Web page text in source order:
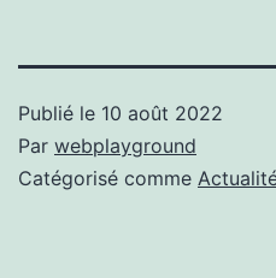
Publié le 10 août 2022
Par webplayground
Catégorisé comme